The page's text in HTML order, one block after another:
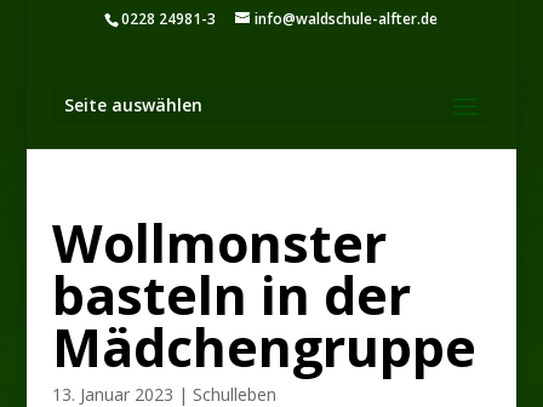
0228 24981-3 info@waldschule-alfter.de
Seite auswählen
Wollmonster
basteln in der
Mädchengruppe
13. Januar 2023 | Schulleben